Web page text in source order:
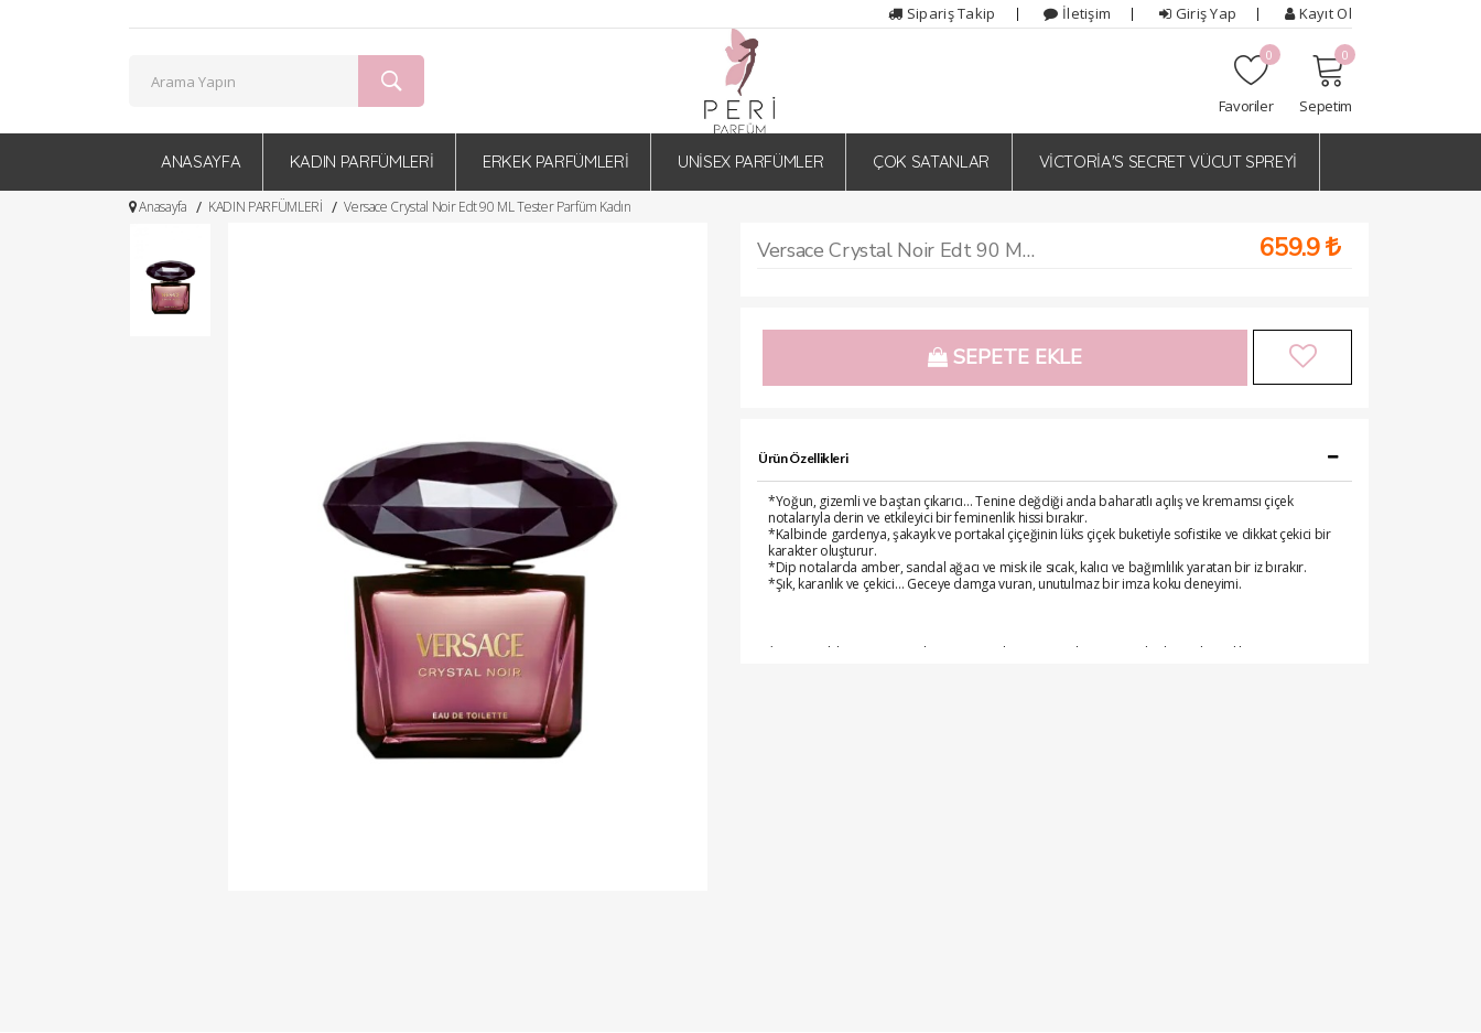
Sipariş Takip İletişim Giriş Yap Kayıt Ol
Favoriler
0
Sepetim
0
ANASAYFA KADIN PARFÜMLERİ ERKEK PARFÜMLERİ UNİSEX PARFÜMLER ÇOK SATANLAR VİCTORİA'S SECRET VÜCUT SPREYİ
Anasayfa KADIN PARFÜMLERİ Versace Crystal Noir Edt 90 ML Tester Parfüm Kadın
Versace Crystal Noir Edt 90 ML Tester Parfüm Kadın 659.9
SEPETE EKLE
Ürün Özellikleri
*Yoğun, gizemli ve baştan çıkarıcı… Tenine değdiği anda baharatlı açılış ve kremamsı çiçek
notalarıyla derin ve etkileyici bir feminenlik hissi bırakır.
*Kalbinde gardenya, şakayık ve portakal çiçeğinin lüks çiçek buketiyle sofistike ve dikkat çekici bir
karakter oluşturur.
*Dip notalarda amber, sandal ağacı ve misk ile sıcak, kalıcı ve bağımlılık yaratan bir iz bırakır.
*Şık, karanlık ve çekici… Geceye damga vuran, unutulmaz bir imza koku deneyimi.
*Vermiş olduğunuz siparişler ertesi gün kargoya verilir. Kapınıza kadar teslim edilir.